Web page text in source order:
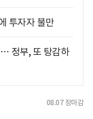
투자자 불만
정부, 또 탕감하
08.07 장마감